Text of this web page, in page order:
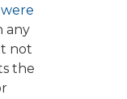
any
not
the